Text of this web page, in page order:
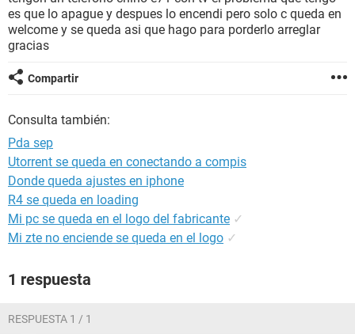
es que lo apague y despues lo encendi pero solo c queda en
welcome y se queda asi que hago para porderlo arreglar
gracias
Compartir
Consulta también:
Pda sep
Utorrent se queda en conectando a compis
Donde queda ajustes en iphone
R4 se queda en loading
Mi pc se queda en el logo del fabricante ✓
Mi zte no enciende se queda en el logo ✓
1 respuesta
RESPUESTA 1 / 1